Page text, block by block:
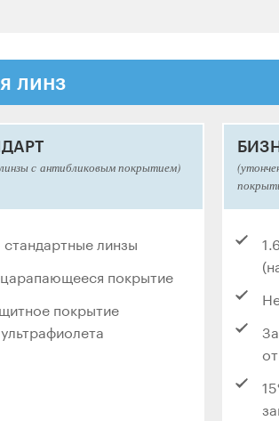
линз
с антибликовым покрытием)
стандартные линзы
покрытие
покрытие